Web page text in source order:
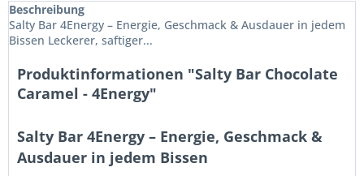
Beschreibung
Salty Bar 4Energy – Energie, Geschmack & Ausdauer in jedem
Bissen Leckerer, saftiger...
Produktinformationen "Salty Bar Chocolate
Caramel - 4Energy"
Salty Bar 4Energy – Energie, Geschmack &
Ausdauer in jedem Bissen